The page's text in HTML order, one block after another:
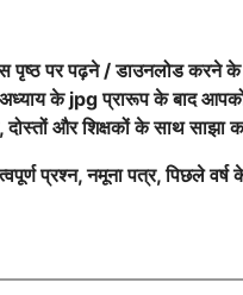
पृष्ठ पर पढ़ने / डाउनलोड करने
के jpg प्रारूप के बाद
और शिक्षकों के साथ साझा
प्रश्न, नमूना पत्र, पिछले